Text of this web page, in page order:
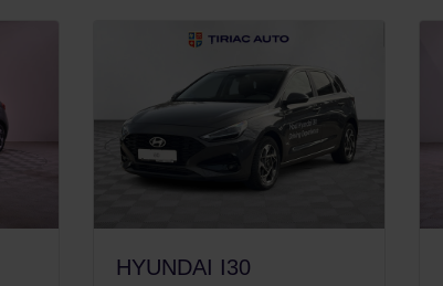
HYUNDAI I30